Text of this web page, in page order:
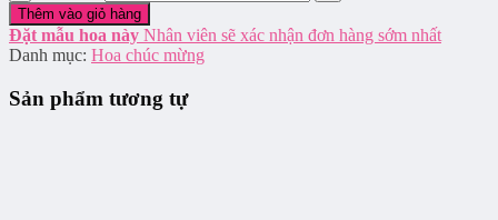
Thêm vào giỏ hàng
Đặt mẫu hoa này Nhân viên sẽ xác nhận đơn hàng sớm nhất
Danh mục: Hoa chúc mừng
Sản phẩm tương tự